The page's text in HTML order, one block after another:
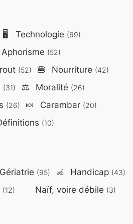
🖥️ Technologie (69)
Aphorisme (52)
(52) 🍔 Nourriture (42)
(31) ⚖️ Moralité (26)
(26) 🍬 Carambar (20)
(10)
Gériatrie (95) 🦽 Handicap (43)
(12) Naïf, voire débile (3)